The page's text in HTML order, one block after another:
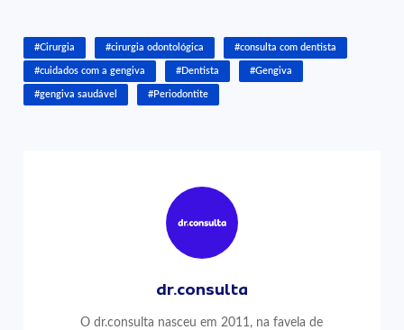
#Cirurgia #cirurgia odontológica #consulta com dentista
#cuidados com a gengiva #Dentista #Gengiva
#gengiva saudável #Periodontite
dr.consulta
O dr.consulta nasceu em 2011, na favela de